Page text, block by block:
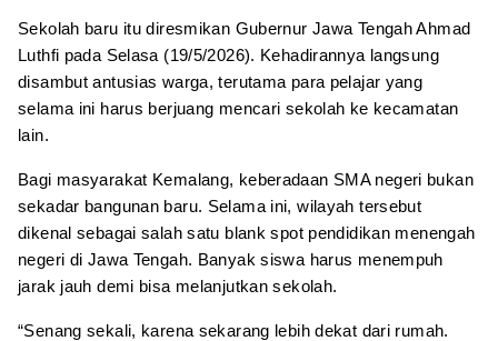
Sekolah baru itu diresmikan Gubernur Jawa Tengah Ahmad
Luthfi pada Selasa (19/5/2026). Kehadirannya langsung
disambut antusias warga, terutama para pelajar yang
selama ini harus berjuang mencari sekolah ke kecamatan
lain.
Bagi masyarakat Kemalang, keberadaan SMA negeri bukan
sekadar bangunan baru. Selama ini, wilayah tersebut
dikenal sebagai salah satu blank spot pendidikan menengah
negeri di Jawa Tengah. Banyak siswa harus menempuh
jarak jauh demi bisa melanjutkan sekolah.
“Senang sekali, karena sekarang lebih dekat dari rumah.